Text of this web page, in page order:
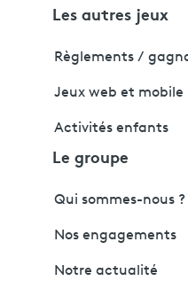
Les autres jeux
Règlements /
Jeux web et mobile
Activités enfants
Le groupe
Qui sommes-nous ?
Nos engagements
Notre actualité